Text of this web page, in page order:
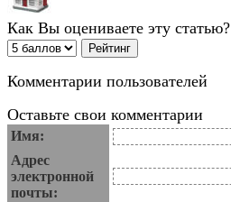
Как Вы оцениваете эту статью?
Комментарии пользователей
Оставьте свои комментарии
Имя:
Адрес
электронной
почты: